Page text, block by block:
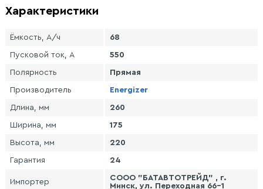
Характеристики
Ёмкость, А/ч 68
Пусковой ток, А 550
Полярность Прямая
Производитель Energizer
Длина, мм 260
Ширина, мм 175
Высота, мм 220
Гарантия 24
Импортер
СООО "БАТАВТОТРЕЙД" , г.
Минск, ул. Переходная 66-1